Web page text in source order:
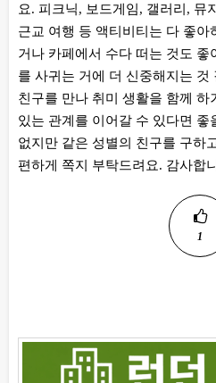
요. 피크닉, 보드게임, 갤러리, 뮤
근교 여행 등 액티비티는 다 좋
거나 카페에서 수다 떠는 것도
를 사귀는 거에 더 신중해지는 것
친구를 만나 취미 생활을 함께 하
있는 관계를 이어갈 수 있다면
없지만 같은 성별의 친구를 구하
편하게 쪽지 부탁드려요. 감사합
1